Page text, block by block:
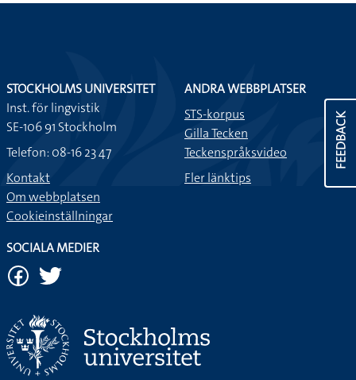
FEEDBACK
STOCKHOLMS UNIVERSITET
Inst. för lingvistik
SE-106 91 Stockholm
Telefon: 08-16 23 47
Kontakt
Om webbplatsen
Cookieinställningar
ANDRA WEBBPLATSER
STS-korpus
Gilla Tecken
Teckenspråksvideo
Fler länktips
SOCIALA MEDIER